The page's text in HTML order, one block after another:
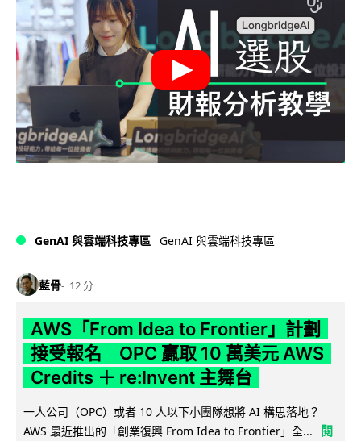
GenAI 與雲端科技專區 GenAI 與雲端科技專區
藍骨 12 分
AWS「From Idea to Frontier」計劃
接受報名 OPC 贏取 10 萬美元 AWS
Credits ＋ re:Invent 主舞台
一人公司（OPC）或者 10 人以下小團隊想將 AI 構思落地？
AWS 最近推出的「創業復興 From Idea to Frontier」全...
閱